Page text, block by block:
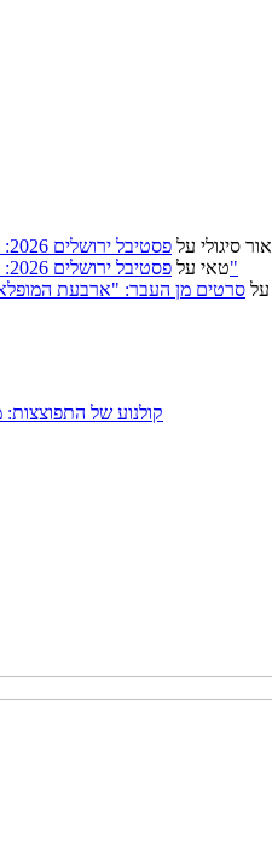
אור סיגולי על
טאי על
פסטיבל ירושלים 2026: "שעתיד לבוא", "הכדור השחור", "ארץ אבות"
על סרטים מן העבר: "ארבעת המופלאים"
קולנוע של התפוצצות: